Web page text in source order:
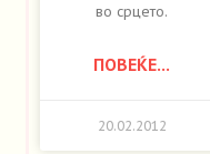
во срцето.
ПОВЕЌЕ...
20.02.2012